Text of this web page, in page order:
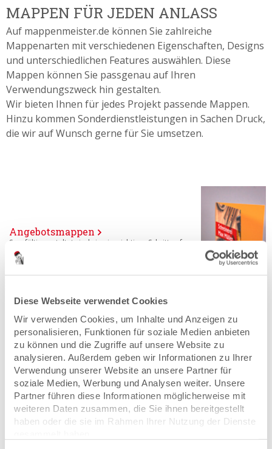
Diese Webseite verwendet Cookies
Wir verwenden Cookies, um Inhalte und Anzeigen zu
personalisieren, Funktionen für soziale Medien anbieten
zu können und die Zugriffe auf unsere Website zu
analysieren. Außerdem geben wir Informationen zu Ihrer
Verwendung unserer Website an unsere Partner für
soziale Medien, Werbung und Analysen weiter. Unsere
Partner führen diese Informationen möglicherweise mit
weiteren Daten zusammen, die Sie ihnen bereitgestellt
haben oder die sie im Rahmen Ihrer Nutzung der Dienste
MAPPEN FÜR JEDEN ANLASS
Auf mappenmeister.de können Sie zahlreiche
Mappenarten mit verschiedenen Eigenschaften, Designs
und unterschiedlichen Features auswählen. Diese
Mappen können Sie passgenau auf Ihren
Verwendungszweck hin gestalten.
Wir bieten Ihnen für jedes Projekt passende Mappen.
Hinzu kommen Sonderdienstleistungen in Sachen Druck,
die wir auf Wunsch gerne für Sie umsetzen.
Angebotsmappen
Sorgfältig gestaltet sind sie ein wichtiger Schritt auf
dem Weg zum Verkaufsabschluss.
Architektenmappen
Der passende Rahmen für Ihre Konzepte.
Auftragsmappen
Funktional gestaltet werden sie allen Anforderungen